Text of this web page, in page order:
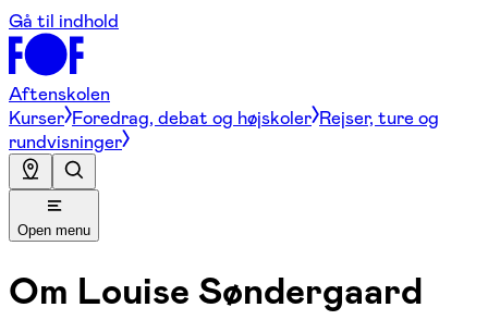
Gå til indhold
Aftenskolen
Kurser Foredrag, debat og højskoler Rejser, ture og
rundvisninger
Open menu
Om Louise Søndergaard